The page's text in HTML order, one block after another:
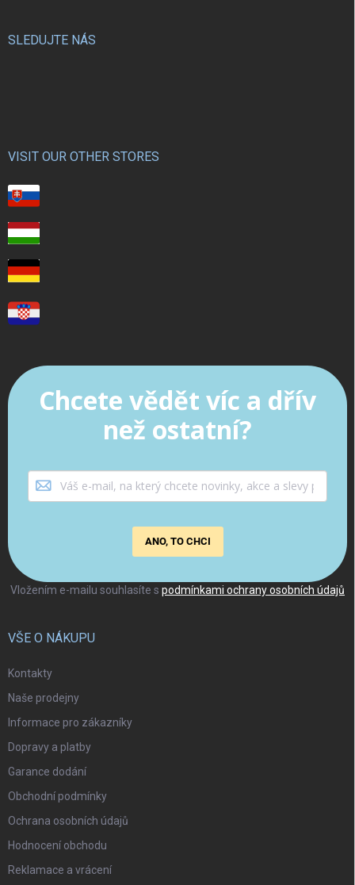
Vložením e-mailu souhlasíte s podmínkami ochrany osobních údajů
Chcete vědět víc a dřív
než ostatní?
ANO, TO CHCI
SLEDUJTE NÁS
VISIT OUR OTHER STORES
VŠE O NÁKUPU
Kontakty
Naše prodejny
Informace pro zákazníky
Dopravy a platby
Garance dodání
Obchodní podmínky
Ochrana osobních údajů
Hodnocení obchodu
Reklamace a vrácení